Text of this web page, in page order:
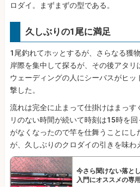
ロダイ。まずまずの型である。
久しぶりの1尾に満足
1尾釣れてホッとするが、さらなる獲
岸際を集中して探るが、その後アタリ
ウェーディングの人にシーバスがヒッ
撃した。
流れは完全に止まって仕掛けはまっす
リのない時間が続いて時刻は15時を
がなくなったので竿を仕舞うことにし
が、久しぶりのクロダイの引きを味わ
今さら聞けない落と
入門にオススメの専